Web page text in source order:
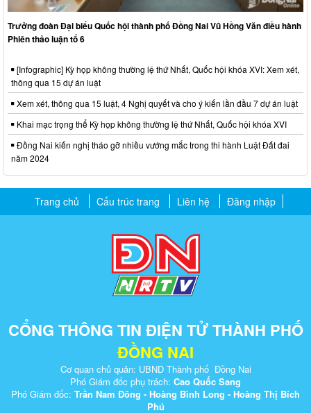
Trưởng đoàn Đại biểu Quốc hội thành phố Đồng Nai Vũ Hồng Văn điều hành
Phiên thảo luận tổ 6
[Infographic] Kỳ họp không thường lệ thứ Nhất, Quốc hội khóa XVI: Xem xét,
thông qua 15 dự án luật
Xem xét, thông qua 15 luật, 4 Nghị quyết và cho ý kiến lần đầu 7 dự án luật
Khai mạc trọng thể Kỳ họp không thường lệ thứ Nhất, Quốc hội khóa XVI
Đồng Nai kiến nghị tháo gỡ nhiều vướng mắc trong thi hành Luật Đất đai
năm 2024
Trang chủ Cấu trúc trang Liên hệ Đăng nhập
CỔNG THÔNG TIN ĐIỆN TỬ THÀNH PHỐ
ĐỒNG NAI
Cơ quan chủ quản: UBND Thành phố Đồng Nai
Phó Giám đốc phụ trách: Cao Quốc Sang
Phó Giám đốc: Trần Nam Đông - Hoàng Bình Long - Hoàng Thị Bích
Phú